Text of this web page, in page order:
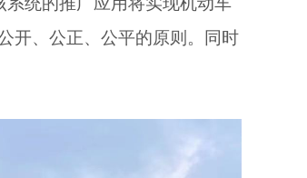
开、公正、公平的原则。同时